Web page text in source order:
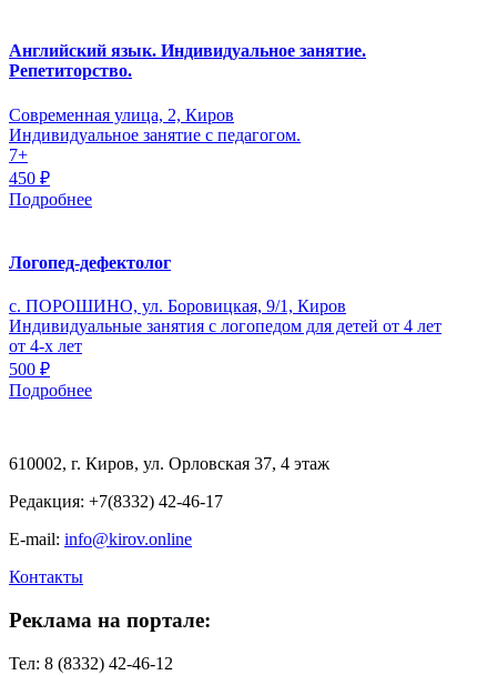
Английский язык. Индивидуальное занятие.
Репетиторство.
Современная улица, 2, Киров
Индивидуальное занятие с педагогом.
7+
450 ₽
Подробнее
Логопед-дефектолог
с. ПОРОШИНО, ул. Боровицкая, 9/1, Киров
Индивидуальные занятия с логопедом для детей от 4 лет
от 4-х лет
500 ₽
Подробнее
610002, г. Киров, ул. Орловская 37, 4 этаж
Редакция: +7(8332) 42-46-17
E-mail: info@kirov.online
Контакты
Реклама на портале:
Тел: 8 (8332) 42-46-12